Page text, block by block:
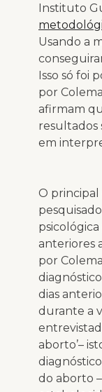
Instituto
Usando a
Isso só foi
por
afirmam
resultados
em
O principal
anteriores
por
dias
durante a
aborto’–
do aborto